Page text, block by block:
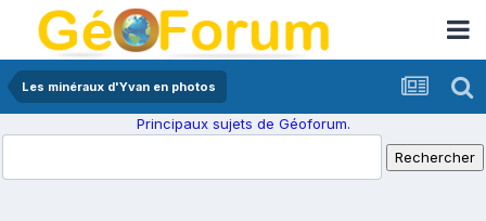
Les minéraux d'Yvan en photos
Principaux sujets de Géoforum.